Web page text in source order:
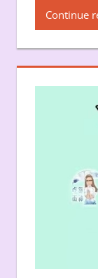
Continue